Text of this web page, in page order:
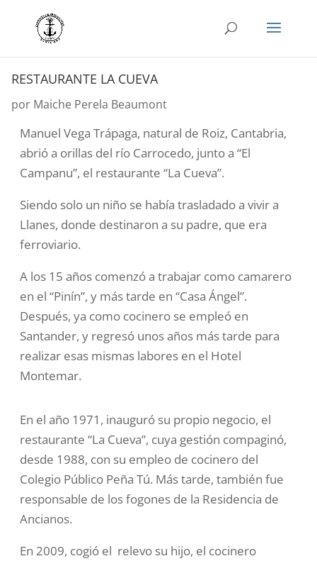
RESTAURANTE LA CUEVA
por Maiche Perela Beaumont
Manuel Vega Trápaga, natural de Roiz, Cantabria,
abrió a orillas del río Carrocedo, junto a “El
Campanu”, el restaurante “La Cueva”.
Siendo solo un niño se había trasladado a vivir a
Llanes, donde destinaron a su padre, que era
ferroviario.
A los 15 años comenzó a trabajar como camarero
en el “Pinín”, y más tarde en “Casa Ángel”.
Después, ya como cocinero se empleó en
Santander, y regresó unos años más tarde para
realizar esas mismas labores en el Hotel
Montemar.
En el año 1971, inauguró su propio negocio, el
restaurante “La Cueva”, cuya gestión compaginó,
desde 1988, con su empleo de cocinero del
Colegio Público Peña Tú. Más tarde, también fue
responsable de los fogones de la Residencia de
Ancianos.
En 2009, cogió el relevo su hijo, el cocinero